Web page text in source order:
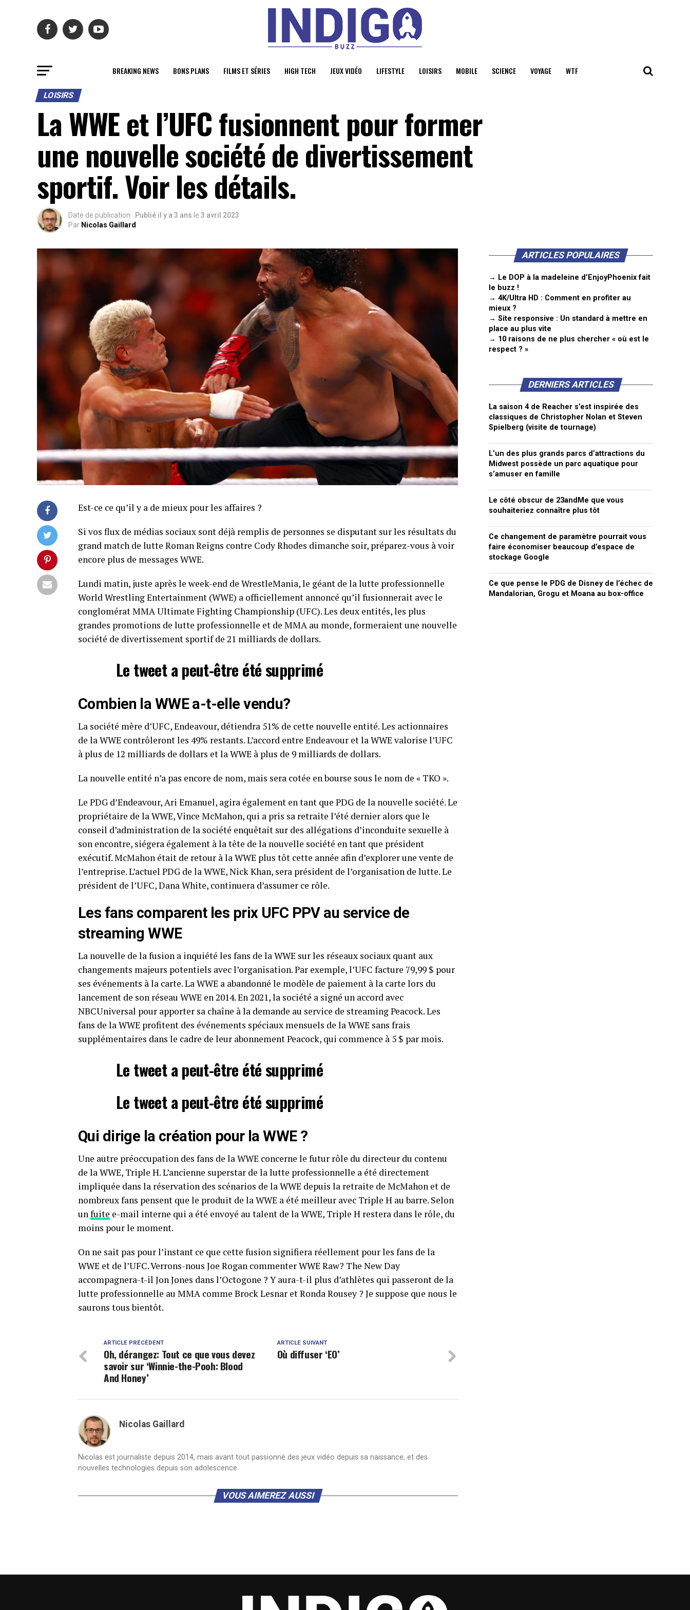
BREAKING NEWS BONS PLANS FILMS ET SÉRIES HIGH TECH JEUX VIDÉO LIFESTYLE LOISIRS MOBILE SCIENCE VOYAGE WTF
LOISIRS
La WWE et l’UFC fusionnent pour former
une nouvelle société de divertissement
sportif. Voir les détails.
Date de publication : Publié il y a 3 ans le 3 avril 2023
Par Nicolas Gaillard
Est-ce ce qu’il y a de mieux pour les affaires ?
Si vos flux de médias sociaux sont déjà remplis de personnes se disputant sur les résultats du
grand match de lutte Roman Reigns contre Cody Rhodes dimanche soir, préparez-vous à voir
encore plus de messages WWE.
Lundi matin, juste après le week-end de WrestleMania, le géant de la lutte professionnelle
World Wrestling Entertainment (WWE) a officiellement annoncé qu’il fusionnerait avec le
conglomérat MMA Ultimate Fighting Championship (UFC). Les deux entités, les plus
grandes promotions de lutte professionnelle et de MMA au monde, formeraient une nouvelle
société de divertissement sportif de 21 milliards de dollars.
Le tweet a peut-être été supprimé
Combien la WWE a-t-elle vendu?
La société mère d’UFC, Endeavour, détiendra 51% de cette nouvelle entité. Les actionnaires
de la WWE contrôleront les 49% restants. L’accord entre Endeavour et la WWE valorise l’UFC
à plus de 12 milliards de dollars et la WWE à plus de 9 milliards de dollars.
La nouvelle entité n’a pas encore de nom, mais sera cotée en bourse sous le nom de « TKO ».
Le PDG d’Endeavour, Ari Emanuel, agira également en tant que PDG de la nouvelle société. Le
propriétaire de la WWE, Vince McMahon, qui a pris sa retraite l’été dernier alors que le
conseil d’administration de la société enquêtait sur des allégations d’inconduite sexuelle à
son encontre, siégera également à la tête de la nouvelle société en tant que président
exécutif. McMahon était de retour à la WWE plus tôt cette année afin d’explorer une vente de
l’entreprise. L’actuel PDG de la WWE, Nick Khan, sera président de l’organisation de lutte. Le
président de l’UFC, Dana White, continuera d’assumer ce rôle.
Les fans comparent les prix UFC PPV au service de
streaming WWE
La nouvelle de la fusion a inquiété les fans de la WWE sur les réseaux sociaux quant aux
changements majeurs potentiels avec l’organisation. Par exemple, l’UFC facture 79,99 $ pour
ses événements à la carte. La WWE a abandonné le modèle de paiement à la carte lors du
lancement de son réseau WWE en 2014. En 2021, la société a signé un accord avec
NBCUniversal pour apporter sa chaîne à la demande au service de streaming Peacock. Les
fans de la WWE profitent des événements spéciaux mensuels de la WWE sans frais
supplémentaires dans le cadre de leur abonnement Peacock, qui commence à 5 $ par mois.
Le tweet a peut-être été supprimé
Le tweet a peut-être été supprimé
Qui dirige la création pour la WWE ?
Une autre préoccupation des fans de la WWE concerne le futur rôle du directeur du contenu
de la WWE, Triple H. L’ancienne superstar de la lutte professionnelle a été directement
impliquée dans la réservation des scénarios de la WWE depuis la retraite de McMahon et de
nombreux fans pensent que le produit de la WWE a été meilleur avec Triple H au barre. Selon
unfuite e-mail interne qui a été envoyé au talent de la WWE, Triple H restera dans le rôle, du
moins pour le moment.
On ne sait pas pour l’instant ce que cette fusion signifiera réellement pour les fans de la
WWE et de l’UFC. Verrons-nous Joe Rogan commenter WWE Raw? The New Day
accompagnera-t-il Jon Jones dans l’Octogone ? Y aura-t-il plus d’athlètes qui passeront de la
lutte professionnelle au MMA comme Brock Lesnar et Ronda Rousey ? Je suppose que nous le
saurons tous bientôt.
ARTICLE SUIVANT
Où diffuser ‘EO’
ARTICLE PRÉCÉDENT
Oh, dérangez: Tout ce que vous devez
savoir sur ‘Winnie-the-Pooh: Blood
And Honey’
Nicolas Gaillard
Nicolas est journaliste depuis 2014, mais avant tout passionné des jeux vidéo depuis sa naissance, et des
nouvelles technologies depuis son adolescence.
VOUS AIMEREZ AUSSI
ARTICLES POPULAIRES
→ Le DOP à la madeleine d’EnjoyPhoenix fait
le buzz !
→ 4K/Ultra HD : Comment en profiter au
mieux ?
→ Site responsive : Un standard à mettre en
place au plus vite
→ 10 raisons de ne plus chercher « où est le
respect ? »
DERNIERS ARTICLES
La saison 4 de Reacher s’est inspirée des
classiques de Christopher Nolan et Steven
Spielberg (visite de tournage)
L’un des plus grands parcs d’attractions du
Midwest possède un parc aquatique pour
s’amuser en famille
Le côté obscur de 23andMe que vous
souhaiteriez connaître plus tôt
Ce changement de paramètre pourrait vous
faire économiser beaucoup d’espace de
stockage Google
Ce que pense le PDG de Disney de l’échec de
Mandalorian, Grogu et Moana au box-office